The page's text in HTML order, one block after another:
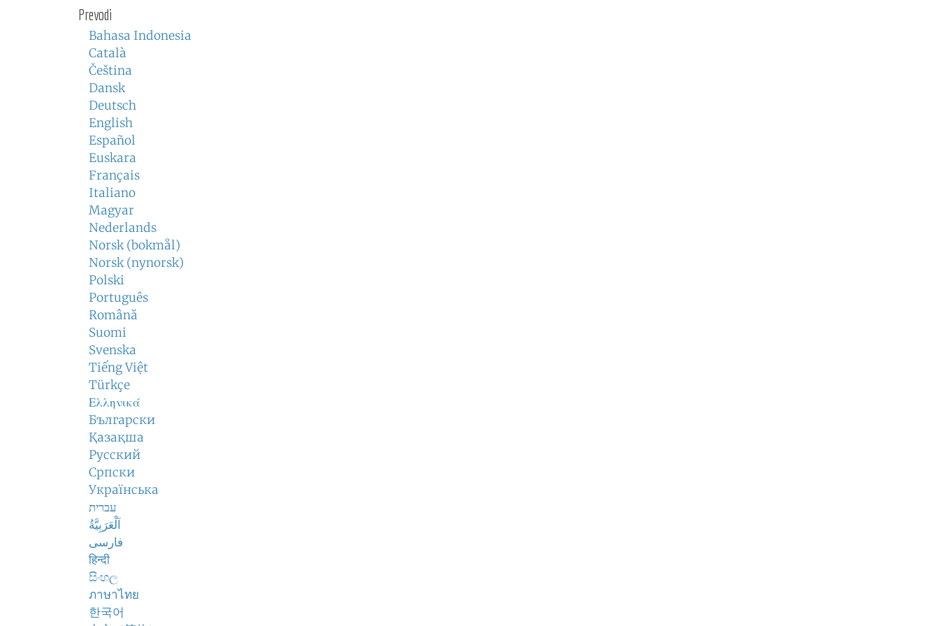
Prevodi
Bahasa Indonesia
Català
Čeština
Dansk
Deutsch
English
Español
Euskara
Français
Italiano
Magyar
Nederlands
Norsk (bokmål)
Norsk (nynorsk)
Polski
Português
Română
Suomi
Svenska
Tiếng Việt
Türkçe
Ελληνικά
Български
Қазақша
Русский
Српски
Українська
עברית
اَلْعَرَبِيَّةُ
فارسی
हिन्दी
සිංහල
ภาษาไทย
한국어